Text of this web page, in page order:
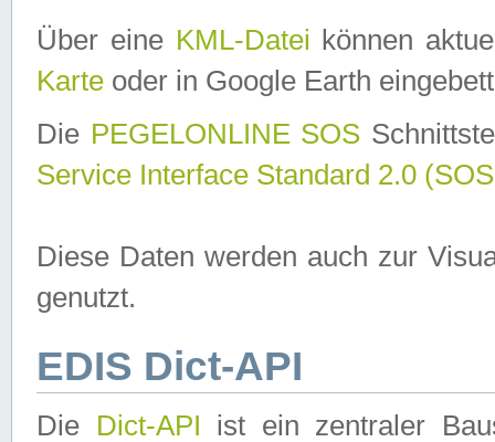
Über eine KML-Datei können
Karte oder in Google Earth
Die PEGELONLINE SOS
Service Interface Standard 2.0
Diese Daten werden auch zur
genutzt.
EDIS Dict-API
Die Dict-API ist ein zentraler